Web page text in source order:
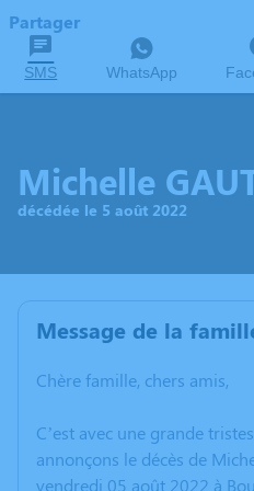
Partager
SMS WhatsApp
Michelle
décédée le 5 août 2022
Message de la
Chère famille, chers amis,
C’est avec une grande
annonçons le décès de
vendredi 05 août 2022 à